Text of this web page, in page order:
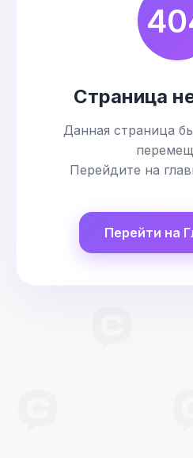
Страница
Данная страница
Перейдите на
Перейти на